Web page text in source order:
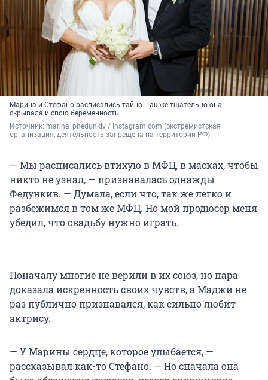
Марина и Стефано расписались тайно. Так же тщательно она
скрывала и свою беременность
Источник: marina_phedunkiv / Instagram.com (экстремистская
организация, деятельность запрещена на территории РФ)
— Мы расписались втихую в МФЦ, в масках, чтобы
никто не узнал, — признавалась однажды
Федункив. — Думала, если что, так же легко и
разбежимся в том же МФЦ. Но мой продюсер меня
убедил, что свадьбу нужно играть.
Поначалу многие не верили в их союз, но пара
доказала искренность своих чувств, а Маджи не
раз публично признавался, как сильно любит
актрису.
— У Марины сердце, которое улыбается, —
рассказывал как-то Стефано. — Но сначала она